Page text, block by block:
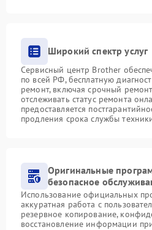
Широкий спектр услуг
Сервисный центр Brother
по всей РФ, бесплатную
ремонт, включая срочный
отслеживать статус ремонта
предоставляется
продления срока службы
Оригинальные
безопасное
Использование официальных
аккуратная работа с
резервное копирование,
восстановление информации